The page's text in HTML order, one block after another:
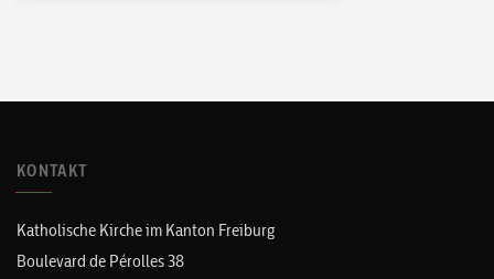
KONTAKT
Katholische Kirche im Kanton Freiburg
Boulevard de Pérolles 38